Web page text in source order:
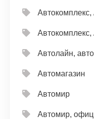
Автолайн,
Автомагазин
Автомир
Автомир,